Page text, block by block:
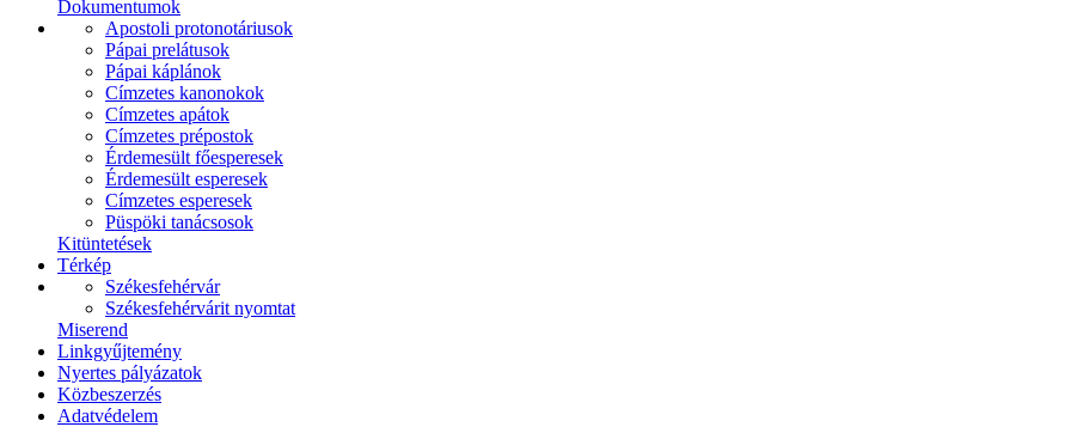
Dokumentumok
Apostoli protonotáriusok
Pápai prelátusok
Pápai káplánok
Címzetes kanonokok
Címzetes apátok
Címzetes prépostok
Érdemesült főesperesek
Érdemesült esperesek
Címzetes esperesek
Püspöki tanácsosok
Kitüntetések
Térkép
Székesfehérvár
Székesfehérvárit nyomtat
Miserend
Linkgyűjtemény
Nyertes pályázatok
Közbeszerzés
Adatvédelem